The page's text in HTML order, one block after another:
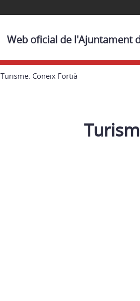
Web oficial de l'Ajuntament
Turisme. Coneix Fortià